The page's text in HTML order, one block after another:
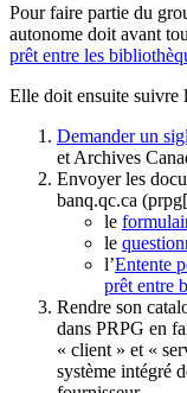
Pour faire partie du
autonome doit avant
prêt entre les
Elle doit ensuite suivre
Demander un
et Archives
Envoyer les
banq.qc.ca
le
le
l’Entente
prêt entre
Rendre son
dans PRPG en
« client » et «
système intégré